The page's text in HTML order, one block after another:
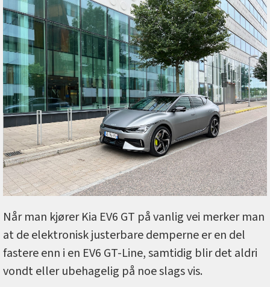
Når man kjører Kia EV6 GT på vanlig vei merker man
at de elektronisk justerbare demperne er en del
fastere enn i en EV6 GT-Line, samtidig blir det aldri
vondt eller ubehagelig på noe slags vis.